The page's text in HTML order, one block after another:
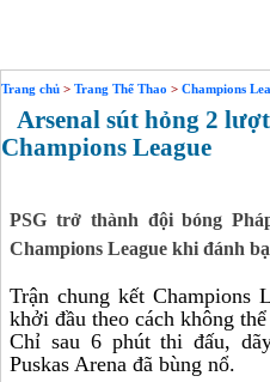
Trang chủ > Trang Thể Thao > Champions
Arsenal sút hỏng 2
Champions League
PSG trở thành đội bóng
Champions League khi đánh
Trận chung kết Champions
khởi đầu theo cách không
Chỉ sau 6 phút thi đấu,
Puskas Arena đã bùng nổ.